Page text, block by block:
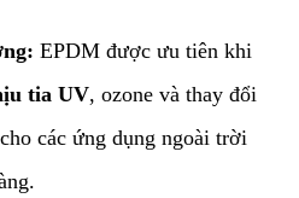
EPDM được ưu tiên khi
tia UV, ozone và thay đổi
các ứng dụng ngoài trời